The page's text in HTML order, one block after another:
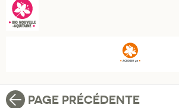
PAGE PRÉCÉDENTE